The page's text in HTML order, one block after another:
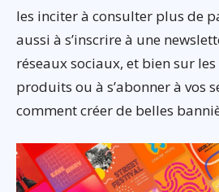
les inciter à consulter plus de
aussi à s’inscrire à une
réseaux sociaux, et bien sur
produits ou à s’abonner à vos
comment créer de belles